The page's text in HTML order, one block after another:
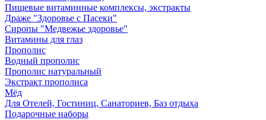
Пищевые витаминные комплексы, экстракты
Драже "Здоровье с Пасеки"
Сиропы "Медвежье здоровье"
Витамины для глаз
Прополис
Водный прополис
Прополис натуральный
Экстракт прополиса
Мёд
Для Отелей, Гостиниц, Санаториев, Баз отдыха
Подарочные наборы